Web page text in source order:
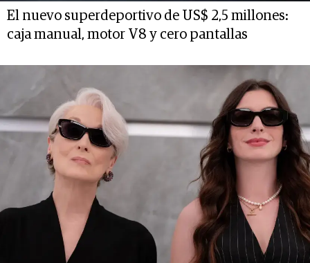
El nuevo superdeportivo de US$ 2,5 millones:
caja manual, motor V8 y cero pantallas